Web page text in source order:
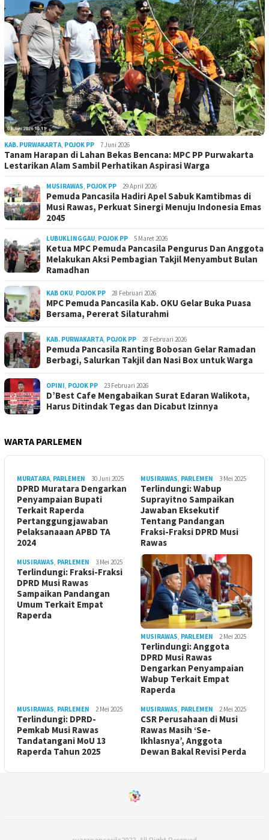
KAB. PURWAKARTA, POJOK PP 7 Juni 2026
Tanam Harapan di Lahan Bekas Bencana: MPC PP Purwakarta
Lestarikan Alam Sambil Perhatikan Aspirasi Warga
MUSIRAWAS, POJOK PP 29 April 2026
Pemuda Pancasila Hadiri Apel Sabuk Kamtibmas di
Musi Rawas, Perkuat Sinergi Menuju Indonesia Emas
2045
LUBUKLINGGAU, POJOK PP 5 Maret 2026
Ketua MPC Pemuda Pancasila Pengurus Dan Anggota
Melakukan Aksi Pembagian Takjil Menyambut Bulan
Ramadhan
KAB OKU, POJOK PP 28 Februari 2026
MPC Pemuda Pancasila Kab. OKU Gelar Buka Puasa
Bersama, Pererat Silaturahmi
KAB. PURWAKARTA, POJOK PP 28 Februari 2026
Pemuda Pancasila Ranting Bobosan Gelar Ramadan
Berbagi, Salurkan Takjil dan Nasi Box untuk Warga
OPINI, POJOK PP 23 Februari 2026
D’Best Cafe Mengabaikan Surat Edaran Walikota,
Harus Ditindak Tegas dan Dicabut Izinnya
WARTA PARLEMEN
MURATARA, PARLEMEN 30 Juni 2025
DPRD Muratara Dengarkan
Penyampaian Bupati
Terkait Raperda
Pertanggungjawaban
Pelaksanaaan APBD TA
2024
MUSIRAWAS, PARLEMEN 3 Mei 2025
Terlindungi: Wabup
Suprayitno Sampaikan
Jawaban Eksekutif
Tentang Pandangan
Fraksi-Fraksi DPRD Musi
Rawas
MUSIRAWAS, PARLEMEN 3 Mei 2025
Terlindungi: Fraksi-Fraksi
DPRD Musi Rawas
Sampaikan Pandangan
Umum Terkait Empat
Raperda
MUSIRAWAS, PARLEMEN 2 Mei 2025
Terlindungi: Anggota
DPRD Musi Rawas
Dengarkan Penyampaian
Wabup Terkait Empat
Raperda
MUSIRAWAS, PARLEMEN 2 Mei 2025
Terlindungi: DPRD-
Pemkab Musi Rawas
Tandatangani MoU 13
Raperda Tahun 2025
MUSIRAWAS, PARLEMEN 2 Mei 2025
CSR Perusahaan di Musi
Rawas Masih ‘Se-
Ikhlasnya’, Anggota
Dewan Bakal Revisi Perda ‎